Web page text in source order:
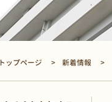
トップページ 新着情報